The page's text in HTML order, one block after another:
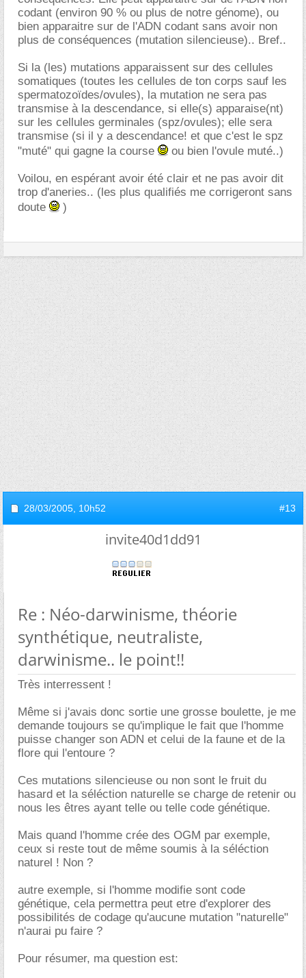
codant (environ 90 % ou plus de notre génome), ou
bien apparaitre sur de l'ADN codant sans avoir non
plus de conséquences (mutation silencieuse).. Bref..
Si la (les) mutations apparaissent sur des cellules
somatiques (toutes les cellules de ton corps sauf les
spermatozoïdes/ovules), la mutation ne sera pas
transmise à la descendance, si elle(s) apparaise(nt)
sur les cellules germinales (spz/ovules); elle sera
transmise (si il y a descendance! et que c'est le spz
"muté" qui gagne la course
ou bien l'ovule muté..)
Voilou, en espérant avoir été clair et ne pas avoir dit
trop d'aneries.. (les plus qualifiés me corrigeront sans
doute
)
28/03/2005, 10h52 #13
invite40d1dd91
Re : Néo-darwinisme, théorie
synthétique, neutraliste,
darwinisme.. le point!!
Très interressent !
Même si j'avais donc sortie une grosse boulette, je me
demande toujours se qu'implique le fait que l'homme
puisse changer son ADN et celui de la faune et de la
flore qui l'entoure ?
Ces mutations silencieuse ou non sont le fruit du
hasard et la séléction naturelle se charge de retenir ou
nous les êtres ayant telle ou telle code génétique.
Mais quand l'homme crée des OGM par exemple,
ceux si reste tout de même soumis à la séléction
naturel ! Non ?
autre exemple, si l'homme modifie sont code
génétique, cela permettra peut etre d'explorer des
possibilités de codage qu'aucune mutation "naturelle"
n'aurai pu faire ?
Pour résumer, ma question est: